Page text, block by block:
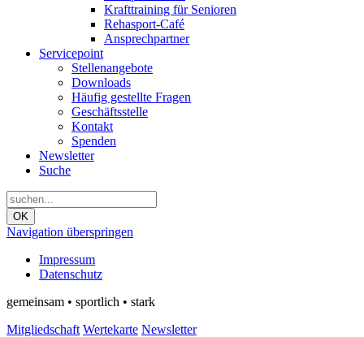
Krafttraining für Senioren
Rehasport-Café
Ansprechpartner
Servicepoint
Stellenangebote
Downloads
Häufig gestellte Fragen
Geschäftsstelle
Kontakt
Spenden
Newsletter
Suche
OK
Navigation überspringen
Impressum
Datenschutz
gemeinsam • sportlich • stark
Mitgliedschaft Wertekarte Newsletter